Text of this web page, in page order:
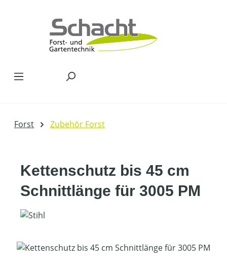
Forst Zubehör Forst
Kettenschutz bis 45 cm
Schnittlänge für 3005 PM
Bildergalerie überspringen